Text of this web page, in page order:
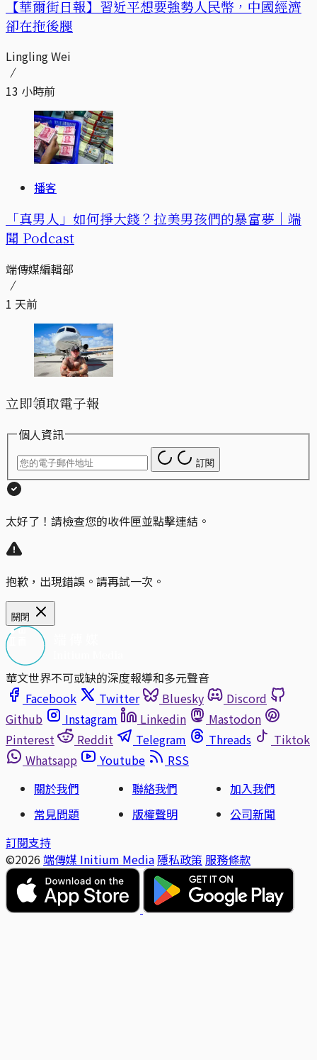
【華爾街日報】習近平想要強勢人民幣，中國經濟
卻在拖後腿
Lingling Wei
13 小時前
播客
「真男人」如何掙大錢？拉美男孩們的暴富夢｜端
聞 Podcast
端傳媒編輯部
1 天前
立即領取電子報
個人資訊
訂閱
太好了！請檢查您的收件匣並點擊連結。
抱歉，出現錯誤。請再試一次。
關閉
華文世界不可或缺的深度報導和多元聲音
Facebook
Twitter Bluesky
Discord
Github
Instagram Linkedin
Mastodon
Pinterest
Reddit Telegram Threads
Tiktok
Whatsapp
Youtube
RSS
關於我們
聯絡我們
加入我們
常見問題
版權聲明
公司新聞
訂閱支持
©2026 端傳媒 Initium Media 隱私政策 服務條款